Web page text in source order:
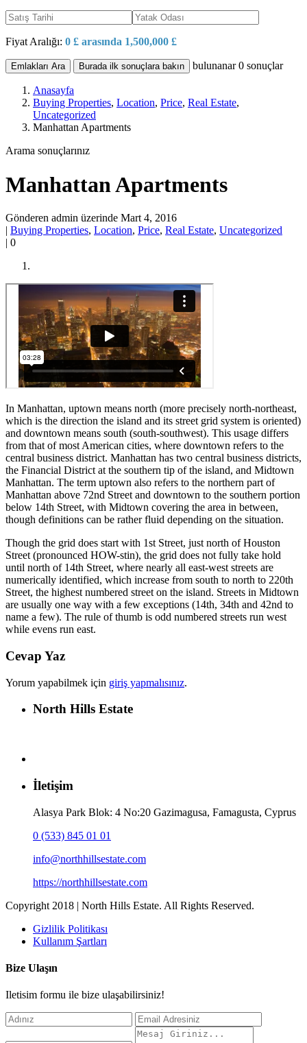
Fiyat Aralığı: 0 £ arasında 1,500,000 £
Emlakları Ara Burada ilk sonuçlara bakın bulunanar0 sonuçlar
Anasayfa
Buying Properties, Location, Price, Real Estate,
Uncategorized
Manhattan Apartments
Arama sonuçlarınız
Manhattan Apartments
Gönderen admin üzerinde Mart 4, 2016
| Buying Properties, Location, Price, Real Estate, Uncategorized
| 0
In Manhattan, uptown means north (more precisely north-northeast,
which is the direction the island and its street grid system is oriented)
and downtown means south (south-southwest). This usage differs
from that of most American cities, where downtown refers to the
central business district. Manhattan has two central business districts,
the Financial District at the southern tip of the island, and Midtown
Manhattan. The term uptown also refers to the northern part of
Manhattan above 72nd Street and downtown to the southern portion
below 14th Street, with Midtown covering the area in between,
though definitions can be rather fluid depending on the situation.
Though the grid does start with 1st Street, just north of Houston
Street (pronounced HOW-stin), the grid does not fully take hold
until north of 14th Street, where nearly all east-west streets are
numerically identified, which increase from south to north to 220th
Street, the highest numbered street on the island. Streets in Midtown
are usually one way with a few exceptions (14th, 34th and 42nd to
name a few). The rule of thumb is odd numbered streets run west
while evens run east.
Cevap Yaz
Yorum yapabilmek için giriş yapmalısınız.
North Hills Estate
İletişim
Alasya Park Blok: 4 No:20 Gazimagusa, Famagusta, Cyprus
0 (533) 845 01 01
info@northhillsestate.com
https://northhillsestate.com
Copyright 2018 | North Hills Estate. All Rights Reserved.
Gizlilik Politikası
Kullanım Şartları
Bize Ulaşın
Iletisim formu ile bize ulaşabilirsiniz!